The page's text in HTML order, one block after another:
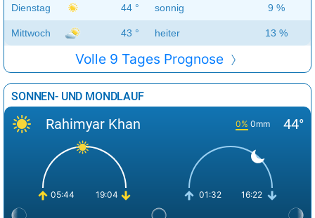
Dienstag 44 ° sonnig 9 %
Mittwoch 43 ° heiter 13 %
Volle 9 Tages Prognose
SONNEN- UND MONDLAUF
Rahimyar Khan 0% 0mm 44°
05:44 19:04 01:32 16:22